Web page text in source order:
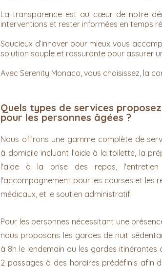
La transparence est au cœur de notre
interventions et rester informées en temps
Soucieux d’innover pour mieux vous
solution souple et rassurante pour assurer
Avec Serenity Monaco, vous choisissez, la
Quels types de services
pour les personnes âgées ?
Nous offrons une gamme complète de
à domicile incluant l'aide à la toilette, la
l'aide à la prise des repas, l'entretien
l'accompagnement pour les courses et les
médicaux, et le soutien administratif.
Pour les personnes nécessitant une
nous proposons les gardes de nuit
à 8h le lendemain ou les gardes itinérantes
2 passages à des horaires prédéfinis afin